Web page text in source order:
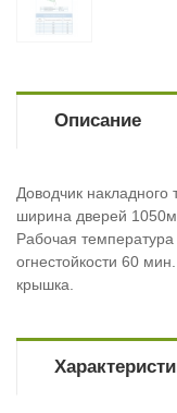
Описание
Доводчик накладного
ширина дверей
Рабочая
огнестойкости 60
крышка.